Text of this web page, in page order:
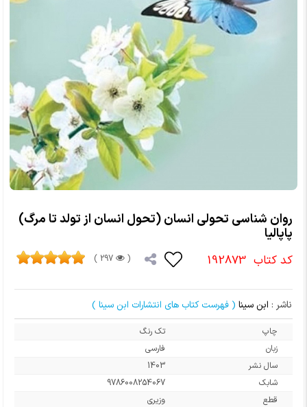
روان شناسی تحولی انسان (تحول انسان از تولد تا مرگ)
پاپالیا
کد کتاب 192873
(
297 )
ناشر : ابن سینا ( فهرست کتاب های انتشارات ابن سینا )
چاپ
تک رنگ
زبان
فارسی
سال نشر
1403
شابک
9786008254067
قطع
وزیری